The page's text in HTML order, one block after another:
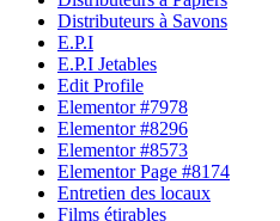
Distributeurs à Savons
E.P.I
E.P.I Jetables
Edit Profile
Elementor #7978
Elementor #8296
Elementor #8573
Elementor Page #8174
Entretien des locaux
Films étirables